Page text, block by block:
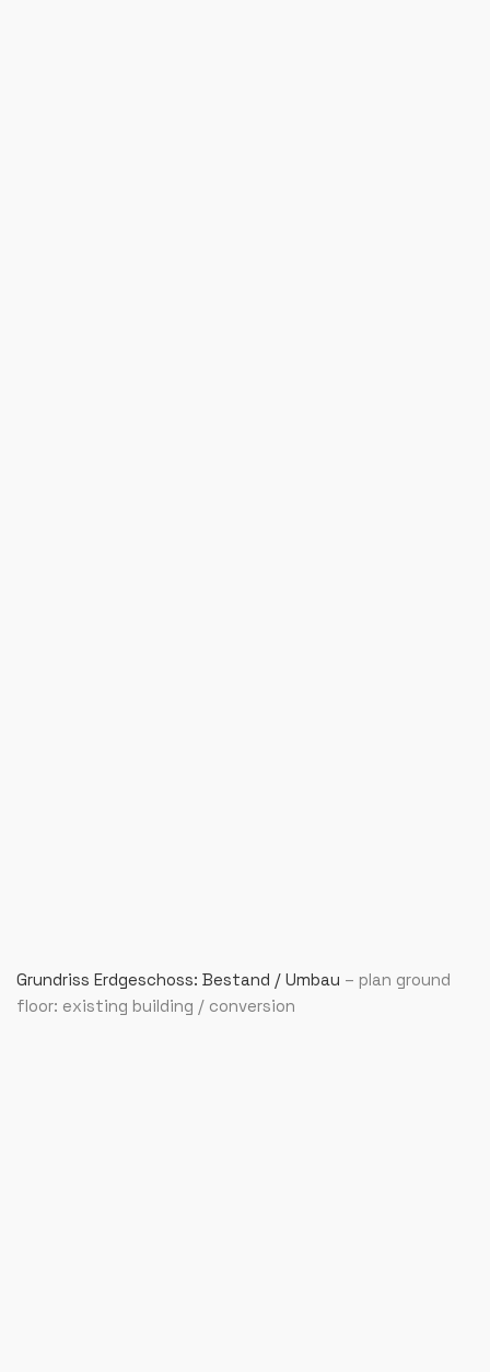
Grundriss Erdgeschoss: Bestand / Umbau – plan ground
floor: existing building / conversion